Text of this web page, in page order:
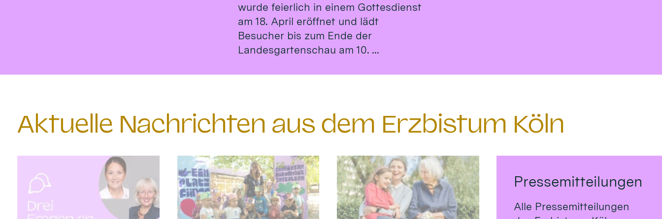
wurde feierlich in einem Gottesdienst
am 18. April eröffnet und lädt
Besucher bis zum Ende der
Landesgartenschau am 10. ...
Aktuelle Nachrichten aus dem Erzbistum Köln
Pressemitteilungen
Alle Pressemitteilungen